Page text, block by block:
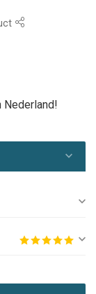
Nederland!